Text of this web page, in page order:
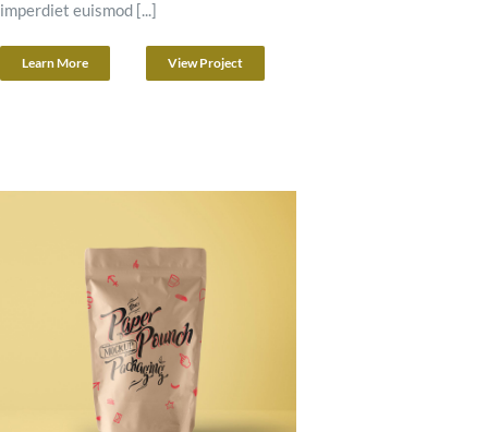
imperdiet euismod [...]
Learn More View Project